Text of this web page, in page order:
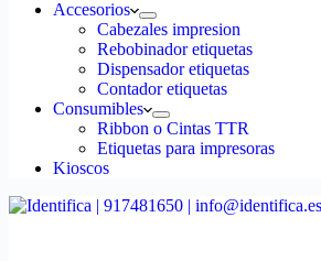
Accesorios
Cabezales impresion
Rebobinador etiquetas
Dispensador etiquetas
Contador etiquetas
Consumibles
Ribbon o Cintas TTR
Etiquetas para impresoras
Kioscos